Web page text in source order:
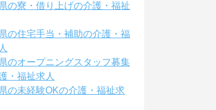
の寮・借り上げの介護・福祉
の住宅手当・補助の介護・福
のオープニングスタッフ募集
・福祉求人
の未経験OKの介護・福祉求